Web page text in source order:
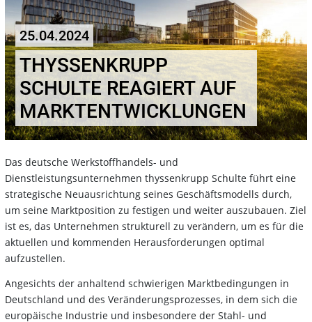
25.04.2024
THYSSENKRUPP
SCHULTE REAGIERT AUF
MARKTENTWICKLUNGEN
Das deutsche Werkstoffhandels- und
Dienstleistungsunternehmen thyssenkrupp Schulte führt eine
strategische Neuausrichtung seines Geschäftsmodells durch,
um seine Marktposition zu festigen und weiter auszubauen. Ziel
ist es, das Unternehmen strukturell zu verändern, um es für die
aktuellen und kommenden Herausforderungen optimal
aufzustellen.
Angesichts der anhaltend schwierigen Marktbedingungen in
Deutschland und des Veränderungsprozesses, in dem sich die
europäische Industrie und insbesondere der Stahl- und